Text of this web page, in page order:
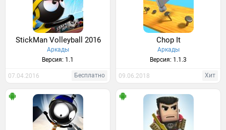
StickMan Volleyball 2016
Аркады
Версия: 1.1
07.04.2016 Бесплатно
Chop It
Аркады
Версия: 1.1.3
09.06.2018 Хит